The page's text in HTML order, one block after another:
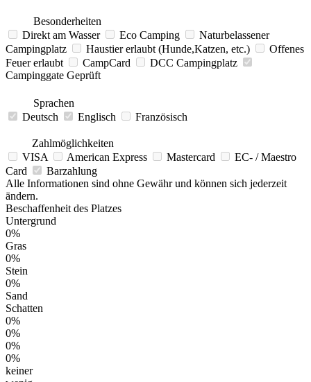
Besonderheiten
Direkt am Wasser
Eco Camping
Naturbelassener
Campingplatz
Haustier erlaubt (Hunde,Katzen, etc.)
Offenes
Feuer erlaubt
CampCard
DCC Campingplatz
Campinggate Geprüft
Sprachen
Deutsch
Englisch Französisch
Zahlmöglichkeiten
VISA
American Express Mastercard
EC- / Maestro
Card
Barzahlung
Alle Informationen sind ohne Gewähr und können sich jederzeit
ändern.
Beschaffenheit des Platzes
Untergrund
0%
Gras
0%
Stein
0%
Sand
Schatten
0%
0%
0%
0%
keiner